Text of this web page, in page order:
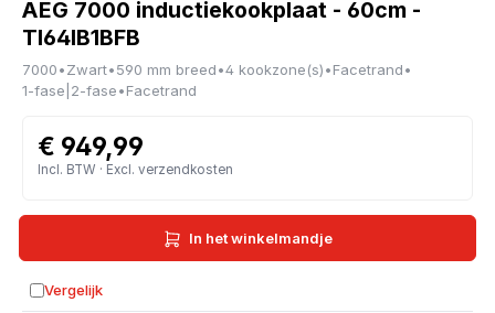
AEG 7000 inductiekookplaat - 60cm -
TI64IB1BFB
7000•Zwart•590 mm breed•4 kookzone(s)•Facetrand•
1-fase|2-fase•Facetrand
€ 949,99
Incl. BTW · Excl. verzendkosten
In het winkelmandje
Vergelijk
Toevoegen aan vergelijking